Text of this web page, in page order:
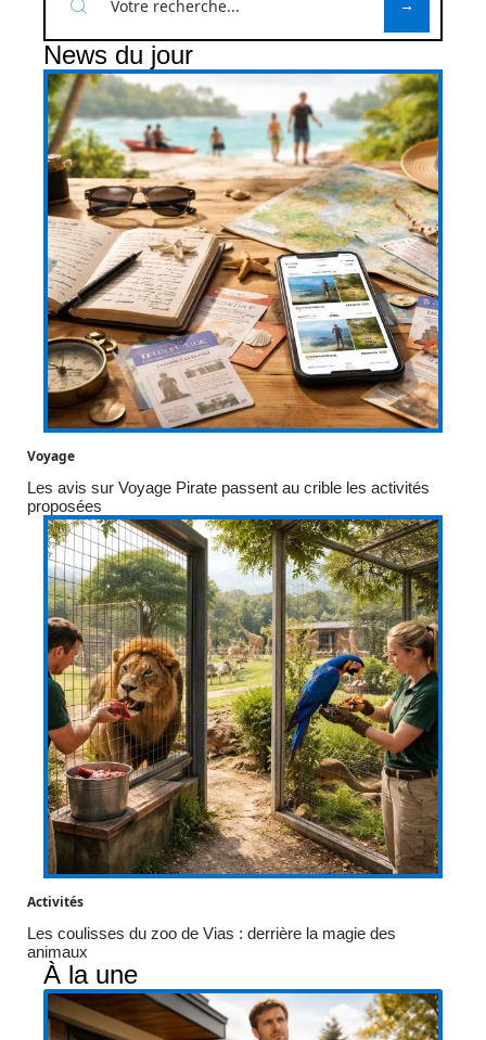
News du jour
Voyage
Les avis sur Voyage Pirate passent au crible les activités
proposées
Activités
Les coulisses du zoo de Vias : derrière la magie des
animaux
À la une